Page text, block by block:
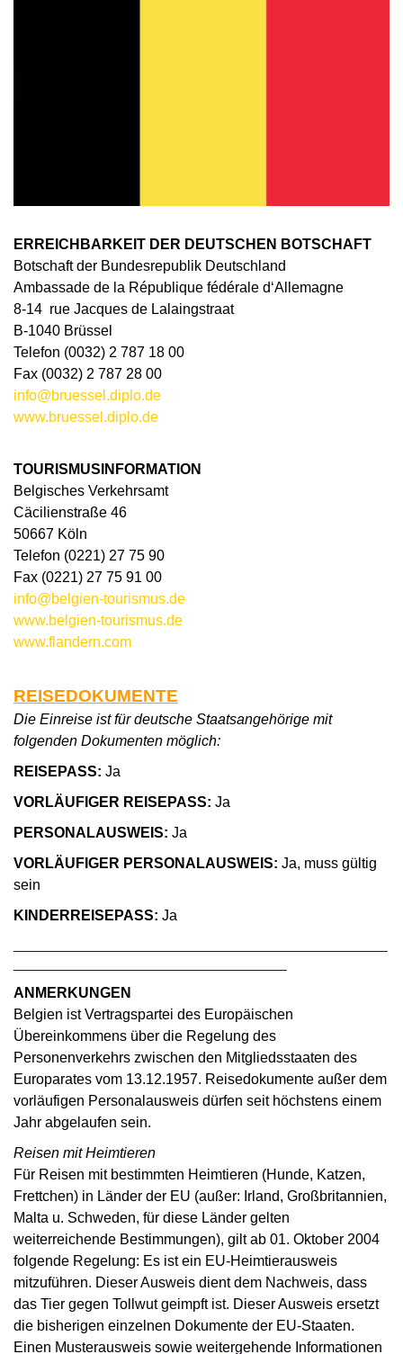
ERREICHBARKEIT DER DEUTSCHEN BOTSCHAFT
Botschaft der Bundesrepublik Deutschland
Ambassade de la République fédérale d‘Allemagne
8-14 rue Jacques de Lalaingstraat
B-1040 Brüssel
Telefon (0032) 2 787 18 00
Fax (0032) 2 787 28 00
info@bruessel.diplo.de
www.bruessel.diplo.de
TOURISMUSINFORMATION
Belgisches Verkehrsamt
Cäcilienstraße 46
50667 Köln
Telefon (0221) 27 75 90
Fax (0221) 27 75 91 00
info@belgien-tourismus.de
www.belgien-tourismus.de
www.flandern.com
REISEDOKUMENTE
Die Einreise ist für deutsche Staatsangehörige mit
folgenden Dokumenten möglich:
REISEPASS: Ja
VORLÄUFIGER REISEPASS: Ja
PERSONALAUSWEIS: Ja
VORLÄUFIGER PERSONALAUSWEIS: Ja, muss gültig
sein
KINDERREISEPASS: Ja
ANMERKUNGEN
Belgien ist Vertragspartei des Europäischen
Übereinkommens über die Regelung des
Personenverkehrs zwischen den Mitgliedsstaaten des
Europarates vom 13.12.1957. Reisedokumente außer dem
vorläufigen Personalausweis dürfen seit höchstens einem
Jahr abgelaufen sein.
Reisen mit Heimtieren
Für Reisen mit bestimmten Heimtieren (Hunde, Katzen,
Frettchen) in Länder der EU (außer: Irland, Großbritannien,
Malta u. Schweden, für diese Länder gelten
weiterreichende Bestimmungen), gilt ab 01. Oktober 2004
folgende Regelung: Es ist ein EU-Heimtierausweis
mitzuführen. Dieser Ausweis dient dem Nachweis, dass
das Tier gegen Tollwut geimpft ist. Dieser Ausweis ersetzt
die bisherigen einzelnen Dokumente der EU-Staaten.
Einen Musterausweis sowie weitergehende Informationen